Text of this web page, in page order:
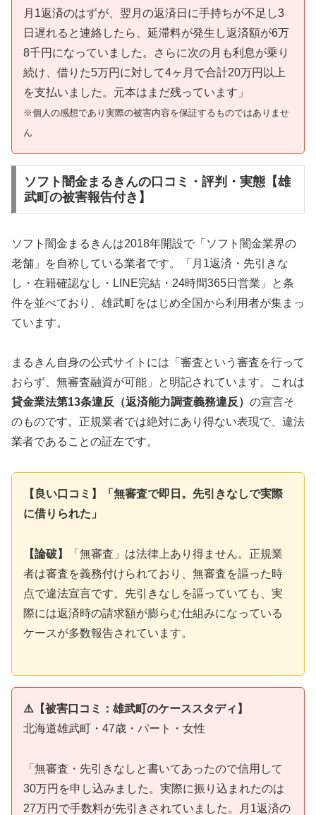
月1返済のはずが、翌月の返済日に手持ちが不足し3
日遅れると連絡したら、延滞料が発生し返済額が6万
8千円になっていました。さらに次の月も利息が乗り
続け、借りた5万円に対して4ヶ月で合計20万円以上
を支払いました。元本はまだ残っています」
※個人の感想であり実際の被害内容を保証するものではありませ
ん
ソフト闇金まるきんの口コミ・評判・実態【雄
武町の被害報告付き】
ソフト闇金まるきんは2018年開設で「ソフト闇金業界の
老舗」を自称している業者です。「月1返済・先引きな
し・在籍確認なし・LINE完結・24時間365日営業」と条
件を並べており、雄武町をはじめ全国から利用者が集まっ
ています。
まるきん自身の公式サイトには「審査という審査を行って
おらず、無審査融資が可能」と明記されています。これは
貸金業法第13条違反（返済能力調査義務違反） の宣言そ
のものです。正規業者では絶対にあり得ない表現で、違法
業者であることの証左です。
【良い口コミ】「無審査で即日。先引きなしで実際
に借りられた」
【論破】
「無審査」は法律上あり得ません。正規業
者は審査を義務付けられており、無審査を謳った時
点で違法宣言です。先引きなしを謳っていても、実
際には返済時の請求額が膨らむ仕組みになっている
ケースが多数報告されています。
⚠️【被害口コミ：雄武町のケーススタディ】
北海道雄武町・47歳・パート・女性
「無審査・先引きなしと書いてあったので信用して
30万円を申し込みました。実際に振り込まれたのは
27万円で手数料が先引きされていました。月1返済の